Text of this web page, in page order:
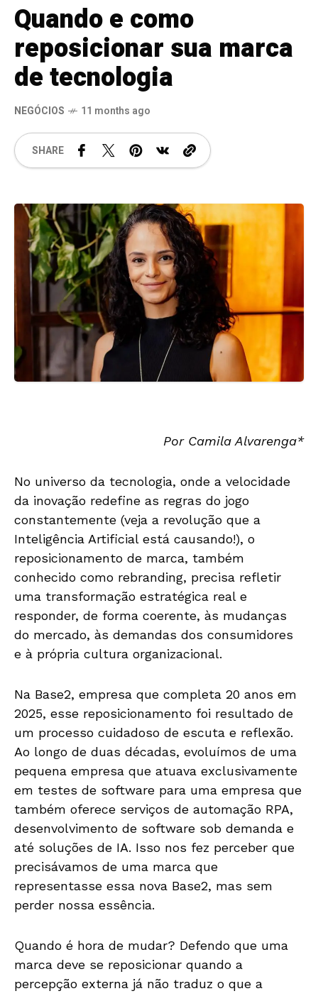
Quando e como
reposicionar sua marca
de tecnologia
NEGÓCIOS 11 months ago
SHARE
Por Camila Alvarenga*
No universo da tecnologia, onde a velocidade
da inovação redefine as regras do jogo
constantemente (veja a revolução que a
Inteligência Artificial está causando!), o
reposicionamento de marca, também
conhecido como rebranding, precisa refletir
uma transformação estratégica real e
responder, de forma coerente, às mudanças
do mercado, às demandas dos consumidores
e à própria cultura organizacional.
Na Base2, empresa que completa 20 anos em
2025, esse reposicionamento foi resultado de
um processo cuidadoso de escuta e reflexão.
Ao longo de duas décadas, evoluímos de uma
pequena empresa que atuava exclusivamente
em testes de software para uma empresa que
também oferece serviços de automação RPA,
desenvolvimento de software sob demanda e
até soluções de IA. Isso nos fez perceber que
precisávamos de uma marca que
representasse essa nova Base2, mas sem
perder nossa essência.
Quando é hora de mudar? Defendo que uma
marca deve se reposicionar quando a
percepção externa já não traduz o que a